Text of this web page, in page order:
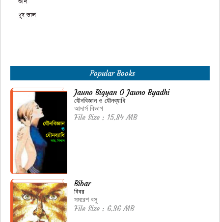
Popular Books
Jauno Bigyan O Jauno Byadhi
যৌনবিজ্ঞান ও যৌনব্যাধি
আদার্স বিভাগ
File Size : 15.84 MB
Bibar
বিবর
সমরেশ বসু
File Size : 6.36 MB